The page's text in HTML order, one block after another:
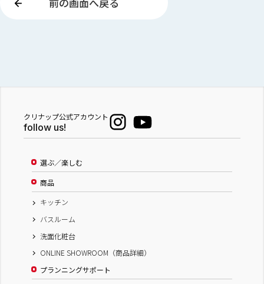
クリナップ公式アカウント
follow us!
選ぶ／楽しむ
商品
キッチン
バスルーム
洗面化粧台
ONLINE SHOWROOM（商品詳細）
プランニングサポート